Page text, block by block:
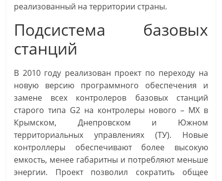
реализованный на территории страны.
Подсистема базовых
станций
В 2010 году реализован проект по переходу на
новую версию программного обеспечения и
замене всех контролеров базовых станций
старого типа G2 на контролеры нового – MX в
Крымском, Днепровском и Южном
территориальных управлениях (ТУ). Новые
контроллеры обеспечивают более высокую
емкость, менее габаритны и потребляют меньше
энергии. Проект позволил сократить общее